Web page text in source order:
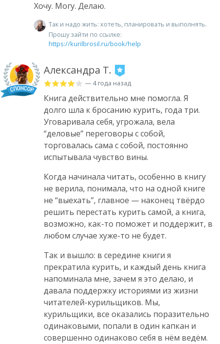
Хочу. Могу. Делаю.
Так и надо жить: хотеть, планировать и выполнять.
Прошу зайти по ссылке:
https://kurilbrosil.ru/book/help
Александра Т.
— 4 года назад
Книга действительно мне помогла. Я
долго шла к бросанию курить, года три.
Уговаривала себя, угрожала, вела
“деловые” переговоры с собой,
торговалась сама с собой, постоянно
испытывала чувство вины.
Когда начинала читать, особенно в книгу
не верила, понимала, что на одной книге
не “выехать”, главное — наконец твёрдо
решить перестать курить самой, а книга,
возможно, как-то поможет и поддержит, в
любом случае хуже-то не будет.
Так и вышло: в середине книги я
прекратила курить, и каждый день книга
напоминала мне, зачем я это делаю, и
давала поддержку историями из жизни
читателей-курильщиков. Мы,
курильщики, все оказались поразительно
одинаковыми, попали в один капкан и
совершенно одинаково себя в нём ведём.